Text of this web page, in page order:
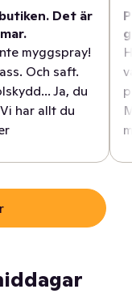
Det är
myggspray!
Och saft.
Ja, du
har allt du